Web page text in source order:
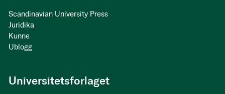
Scandinavian University Press
Juridika
Kunne
Ublogg
Universitetsforlaget